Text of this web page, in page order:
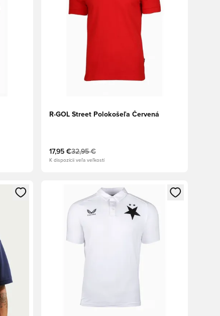
R-GOL Street Polokošeľa Červená
17,95 €32,95 €
K dispozícii veľa veľkostí
registráciu ako členOtvorí modál na prihlásenie alebo registráciu ako